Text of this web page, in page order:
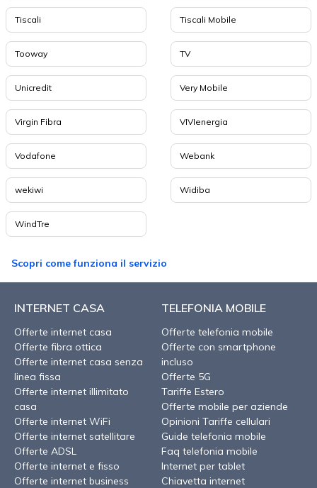
Tiscali Tiscali Mobile
Tooway TV
Unicredit Very Mobile
Virgin Fibra VIVIenergia
Vodafone Webank
wekiwi Widiba
WindTre
Scopri come funziona il servizio
INTERNET CASA
Offerte internet casa
Offerte fibra ottica
Offerte internet casa senza
linea fissa
Offerte internet illimitato
casa
Offerte internet WiFi
Offerte internet satellitare
Offerte ADSL
Offerte internet e fisso
Offerte internet business
TELEFONIA MOBILE
Offerte telefonia mobile
Offerte con smartphone
incluso
Offerte 5G
Tariffe Estero
Offerte mobile per aziende
Opinioni Tariffe cellulari
Guide telefonia mobile
Faq telefonia mobile
Internet per tablet
Chiavetta internet